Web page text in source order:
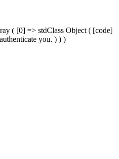
( [0] => stdClass Object ( [code]
you. ) ) )